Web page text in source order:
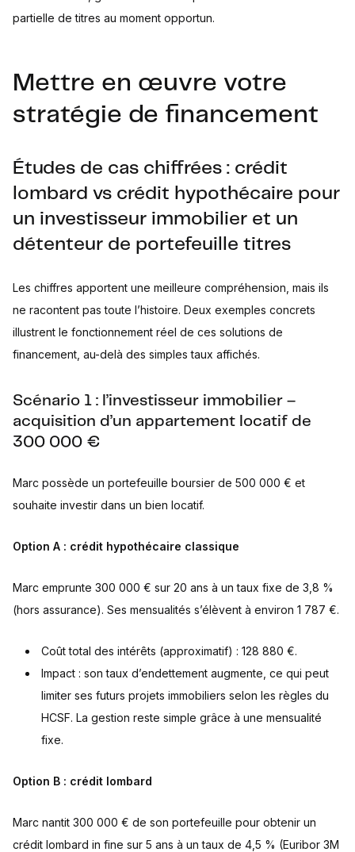
partielle de titres au moment opportun.
Mettre en œuvre votre
stratégie de financement
Études de cas chiffrées : crédit
lombard vs crédit hypothécaire pour
un investisseur immobilier et un
détenteur de portefeuille titres
Les chiffres apportent une meilleure compréhension, mais ils
ne racontent pas toute l’histoire. Deux exemples concrets
illustrent le fonctionnement réel de ces solutions de
financement, au-delà des simples taux affichés.
Scénario 1 : l’investisseur immobilier –
acquisition d’un appartement locatif de
300 000 €
Marc possède un portefeuille boursier de 500 000 € et
souhaite investir dans un bien locatif.
Option A : crédit hypothécaire classique
Marc emprunte 300 000 € sur 20 ans à un taux fixe de 3,8 %
(hors assurance). Ses mensualités s’élèvent à environ 1 787 €.
Coût total des intérêts (approximatif) : 128 880 €.
Impact : son taux d’endettement augmente, ce qui peut
limiter ses futurs projets immobiliers selon les règles du
HCSF. La gestion reste simple grâce à une mensualité
fixe.
Option B : crédit lombard
Marc nantit 300 000 € de son portefeuille pour obtenir un
crédit lombard in fine sur 5 ans à un taux de 4,5 % (Euribor 3M